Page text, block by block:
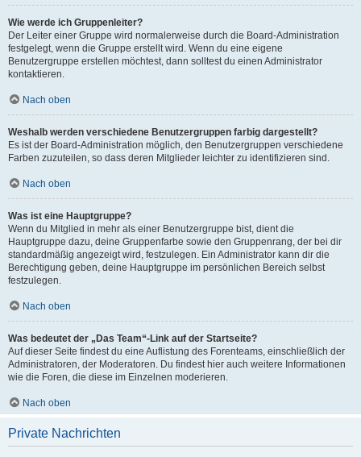
Wie werde ich Gruppenleiter?
Der Leiter einer Gruppe wird normalerweise durch die Board-Administration
festgelegt, wenn die Gruppe erstellt wird. Wenn du eine eigene
Benutzergruppe erstellen möchtest, dann solltest du einen Administrator
kontaktieren.
Nach oben
Weshalb werden verschiedene Benutzergruppen farbig dargestellt?
Es ist der Board-Administration möglich, den Benutzergruppen verschiedene
Farben zuzuteilen, so dass deren Mitglieder leichter zu identifizieren sind.
Nach oben
Was ist eine Hauptgruppe?
Wenn du Mitglied in mehr als einer Benutzergruppe bist, dient die
Hauptgruppe dazu, deine Gruppenfarbe sowie den Gruppenrang, der bei dir
standardmäßig angezeigt wird, festzulegen. Ein Administrator kann dir die
Berechtigung geben, deine Hauptgruppe im persönlichen Bereich selbst
festzulegen.
Nach oben
Was bedeutet der „Das Team“-Link auf der Startseite?
Auf dieser Seite findest du eine Auflistung des Forenteams, einschließlich der
Administratoren, der Moderatoren. Du findest hier auch weitere Informationen
wie die Foren, die diese im Einzelnen moderieren.
Nach oben
Private Nachrichten